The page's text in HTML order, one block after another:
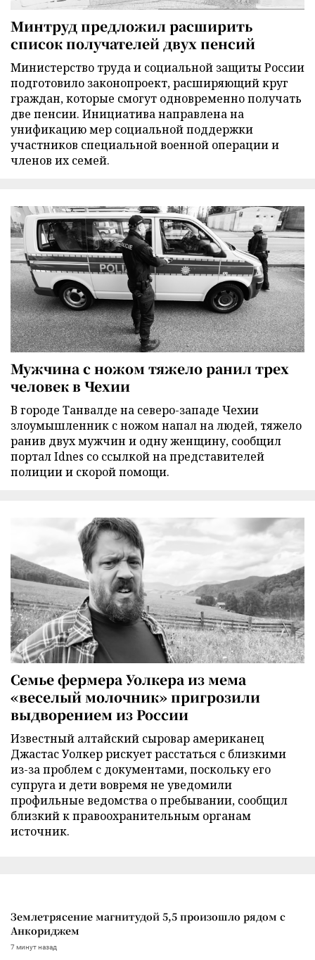
Минтруд предложил расширить
список получателей двух пенсий
Министерство труда и социальной защиты России
подготовило законопроект, расширяющий круг
граждан, которые смогут одновременно получать
две пенсии. Инициатива направлена на
унификацию мер социальной поддержки
участников специальной военной операции и
членов их семей.
Мужчина с ножом тяжело ранил трех
человек в Чехии
В городе Танвалде на северо-западе Чехии
злоумышленник с ножом напал на людей, тяжело
ранив двух мужчин и одну женщину, сообщил
портал Idnes со ссылкой на представителей
полиции и скорой помощи.
Семье фермера Уолкера из мема
«веселый молочник» пригрозили
выдворением из России
Известный алтайский сыровар американец
Джастас Уолкер рискует расстаться с близкими
из-за проблем с документами, поскольку его
супруга и дети вовремя не уведомили
профильные ведомства о пребывании, сообщил
близкий к правоохранительным органам
источник.
Землетрясение магнитудой 5,5 произошло рядом с
Анкориджем
7 минут назад